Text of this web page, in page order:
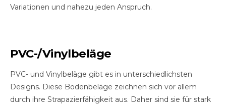
Variationen und nahezu jeden Anspruch.
PVC-/Vinylbeläge
PVC- und Vinylbeläge gibt es in unterschiedlichsten
Designs. Diese Bodenbeläge zeichnen sich vor allem
durch ihre Strapazierfähigkeit aus. Daher sind sie für stark